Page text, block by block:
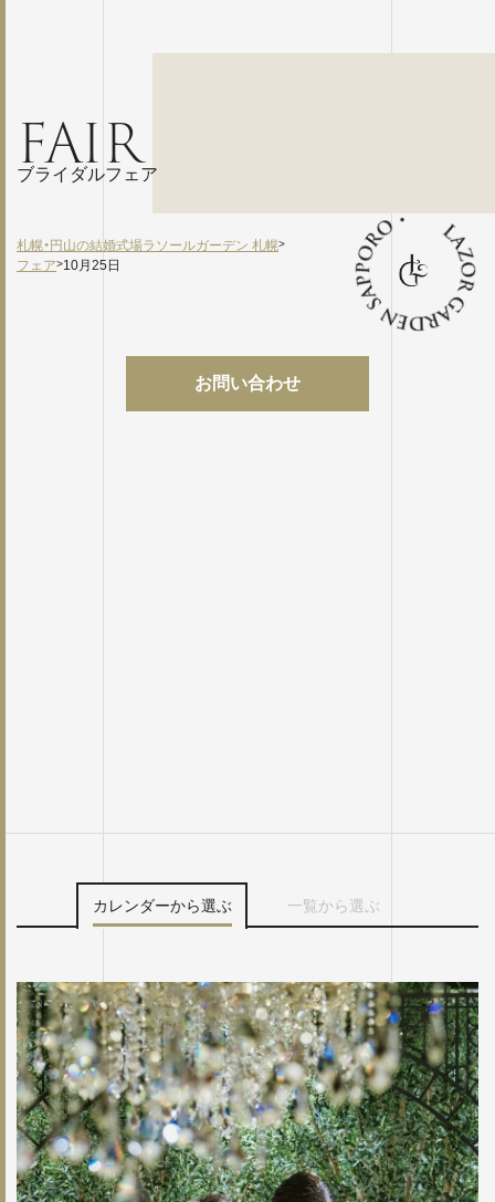
FAIR
ブライダルフェア
札幌・円山の結婚式場ラソールガーデン 札幌>
フェア>10月25日
お問い合わせ
カレンダーから選ぶ 一覧から選ぶ